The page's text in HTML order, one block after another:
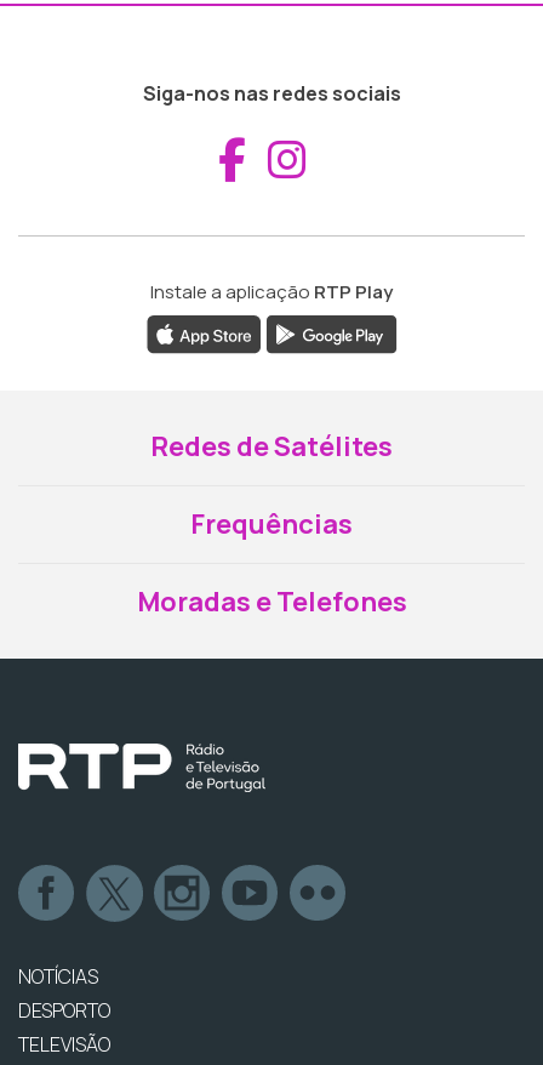
Siga-nos nas redes sociais
Aceder ao
Instale a aplicação RTP Play
Redes de Satélites
Frequências
Moradas e Telefones
NOTÍCIAS
DESPORTO
TELEVISÃO